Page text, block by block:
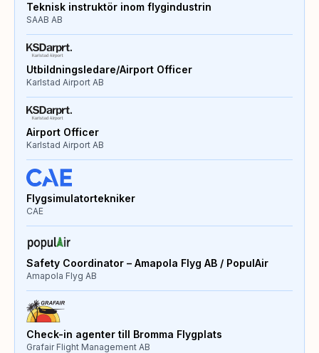
Teknisk instruktör inom flygindustrin
SAAB AB
Utbildningsledare/Airport Officer
Karlstad Airport AB
Airport Officer
Karlstad Airport AB
Flygsimulatortekniker
CAE
Safety Coordinator – Amapola Flyg AB / PopulAir
Amapola Flyg AB
Check-in agenter till Bromma Flygplats
Grafair Flight Management AB